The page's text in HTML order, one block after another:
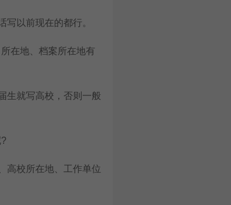
以前现在的都行。
在地、档案所在地有
就写高校，否则一般
校所在地、工作单位